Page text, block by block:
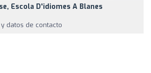
Escola D'idiomes A Blanes
datos de contacto